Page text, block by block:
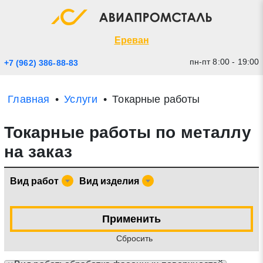
Ереван
+7 (962) 386-88-83 пн-пт 8:00 - 19:00
Главная Услуги Токарные работы
Токарные работы по металлу
на заказ
Вид работ Вид изделия
Применить
Cбросить
Экспресс заявка
Прикрепить файл (до 20 mb)
Отправить заявку